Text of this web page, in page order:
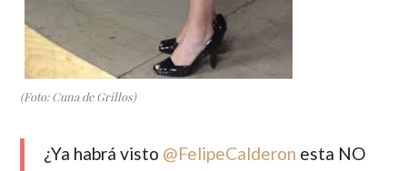
(Foto: Cuna de Grillos)
¿Ya habrá visto @FelipeCalderon esta NO